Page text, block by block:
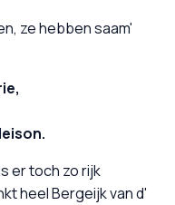
ze hebben saam'
er toch zo rijk
heel Bergeijk van d'